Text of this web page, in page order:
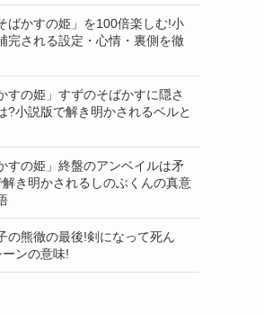
ばかすの姫」を100倍楽しむ!小
完される設定・心情・裏側を徹
すの姫」すずのそばかすに隠さ
?小説版で解き明かされるベルと
すの姫」終盤のアンベイルは矛
解き明かされるしのぶくんの真意
の熊徹の最後!剣になって死ん
ンの意味!